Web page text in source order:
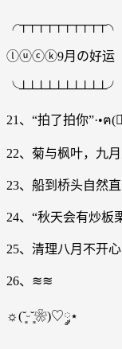
╭┬┬┬┬┬┬┬┬┬┬╮
ⓛⓤⓒⓚ9月の好运
╰┴┴┴┴┴┴┴┴┴┴╯
21、“拍了拍你”·•ฅ
22、菊与枫叶，九月
23、船到桥头自然
24、“秋天会有炒板
25、清理八月不开
26、≋≋
☼(˘͈ᵕ˘͈❀)♡༘⋆